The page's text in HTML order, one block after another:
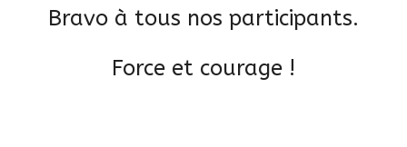
Bravo à tous nos participants.
Force et courage !